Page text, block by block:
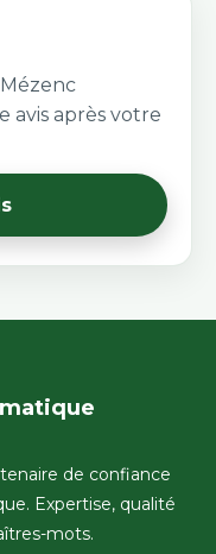
avis après votre
de confiance
Expertise, qualité
mots.